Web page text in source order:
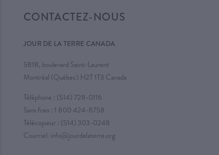
CONTACTEZ-NOUS
JOUR DE LA TERRE CANADA
5818, boulevard Saint-Laurent
Montréal (Québec) H2T 1T3 Canada
Téléphone : (514) 728-0116
Sans frais : 1 800 424-8758
Télécopieur : (514) 303-0248
Courriel: info@jourdelaterre.org